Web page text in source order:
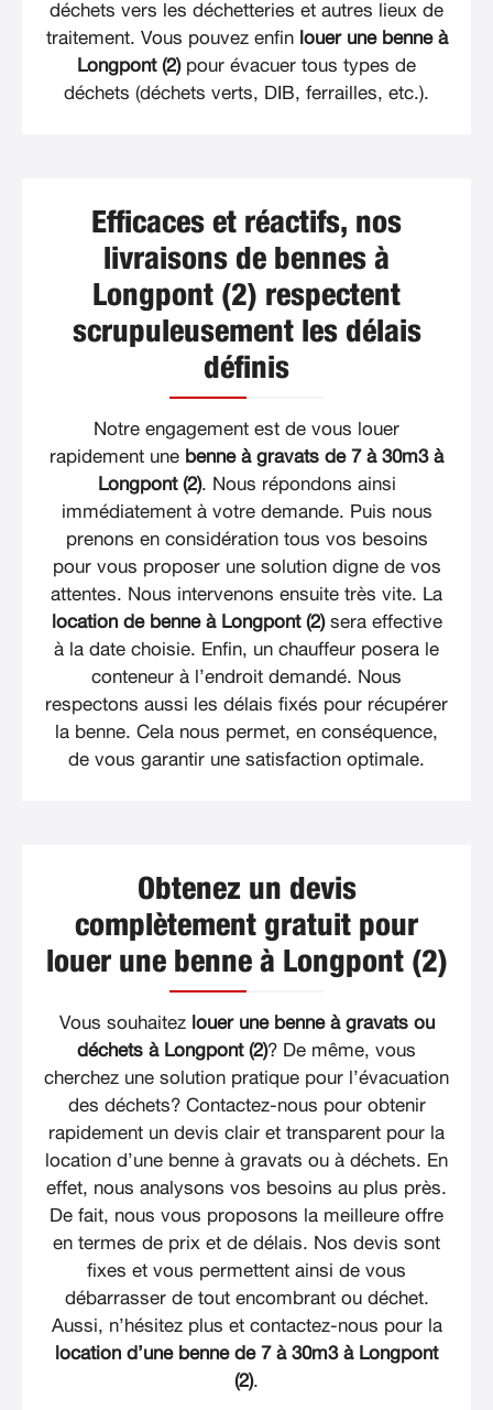
déchets vers les déchetteries et autres lieux de
traitement. Vous pouvez enfin louer une benne à
Longpont (2)pour évacuer tous types de
déchets (déchets verts, DIB, ferrailles, etc.).
Efficaces et réactifs, nos
livraisons de bennes à
Longpont (2) respectent
scrupuleusement les délais
définis
Notre engagement est de vous louer
rapidement une benne à gravats de 7 à 30m3 à
Longpont (2). Nous répondons ainsi
immédiatement à votre demande. Puis nous
prenons en considération tous vos besoins
pour vous proposer une solution digne de vos
attentes. Nous intervenons ensuite très vite. La
location de benne à Longpont (2)sera effective
à la date choisie. Enfin, un chauffeur posera le
conteneur à l’endroit demandé. Nous
respectons aussi les délais fixés pour récupérer
la benne. Cela nous permet, en conséquence,
de vous garantir une satisfaction optimale.
Obtenez un devis
complètement gratuit pour
louer une benne à Longpont (2)
Vous souhaitez louer une benne à gravats ou
déchets à Longpont (2)? De même, vous
cherchez une solution pratique pour l’évacuation
des déchets? Contactez-nous pour obtenir
rapidement un devis clair et transparent pour la
location d’une benne à gravats ou à déchets. En
effet, nous analysons vos besoins au plus près.
De fait, nous vous proposons la meilleure offre
en termes de prix et de délais. Nos devis sont
fixes et vous permettent ainsi de vous
débarrasser de tout encombrant ou déchet.
Aussi, n’hésitez plus et contactez-nous pour la
location d’une benne de 7 à 30m3 à Longpont
(2).